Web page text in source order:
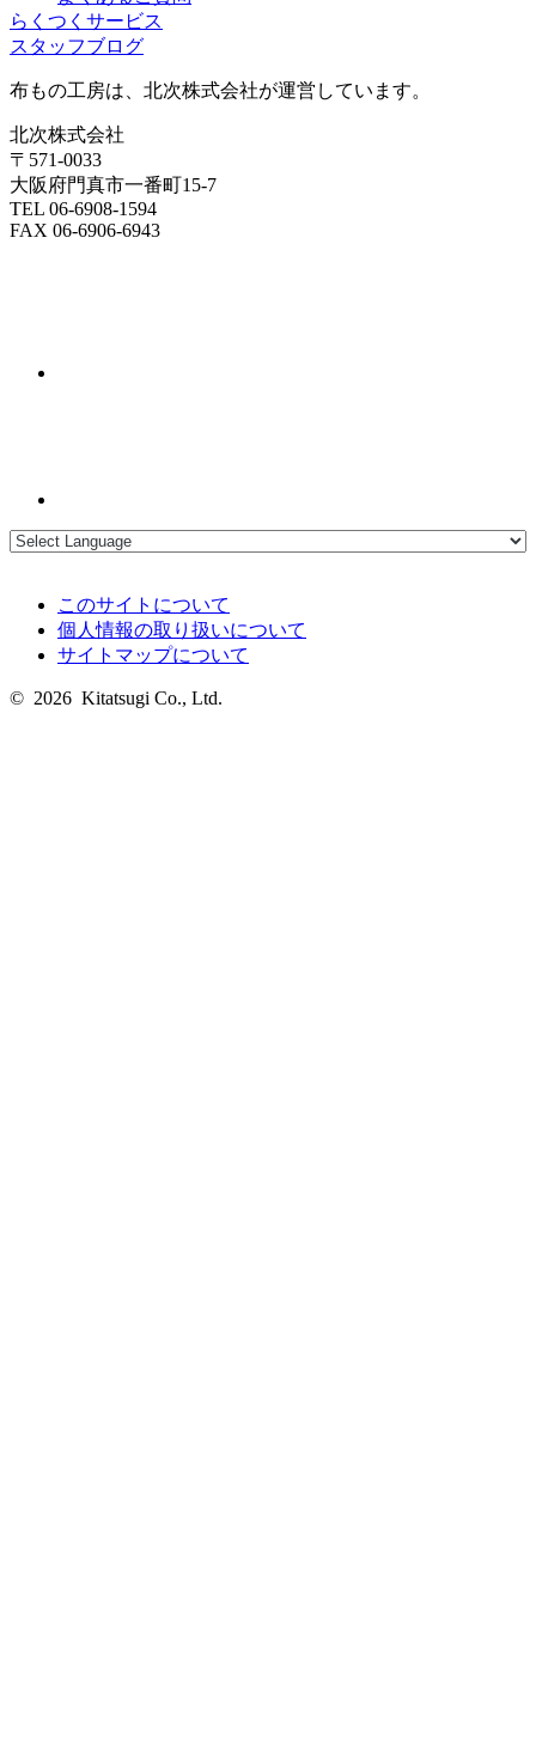
らくつくサービス
スタッフブログ
布もの工房は、北次株式会社が運営しています。
北次株式会社
〒571-0033
大阪府門真市一番町15-7
TEL 06-6908-1594
FAX 06-6906-6943
このサイトについて
個人情報の取り扱いについて
サイトマップについて
© 2026 Kitatsugi Co., Ltd.